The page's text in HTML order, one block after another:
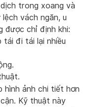
trong xoang và
vách ngăn, u
được chỉ định khi:
tái đi tái lại nhiều
hình ảnh chi tiết hơn
Kỹ thuật này